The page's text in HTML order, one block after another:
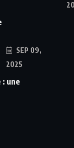
SEP 09,
2025
: une